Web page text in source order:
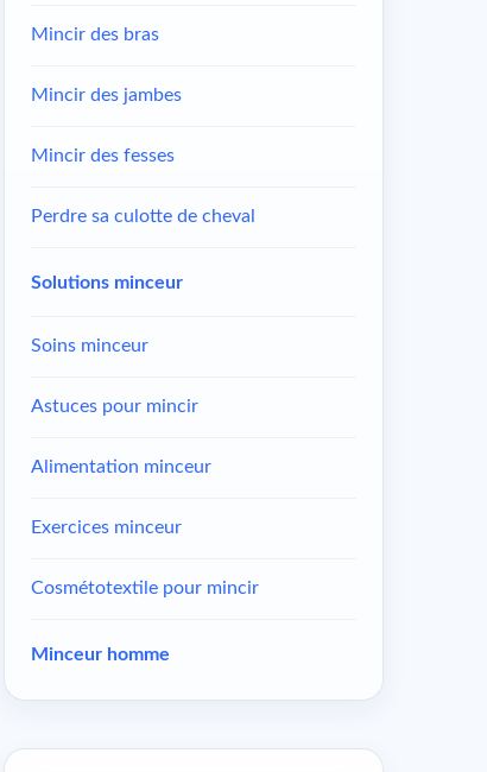
Mincir des bras
Mincir des jambes
Mincir des fesses
Perdre sa culotte de cheval
Solutions minceur
Soins minceur
Astuces pour mincir
Alimentation minceur
Exercices minceur
Cosmétotextile pour mincir
Minceur homme